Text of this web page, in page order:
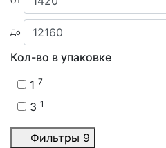
До
Кол-во в упаковке
1 7
3 1
Фильтры 9